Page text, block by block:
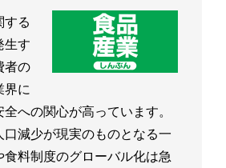
する
生す
者の
界に
への関心が高っています。
口減少が現実のものとなる一
料制度のグローバル化は急